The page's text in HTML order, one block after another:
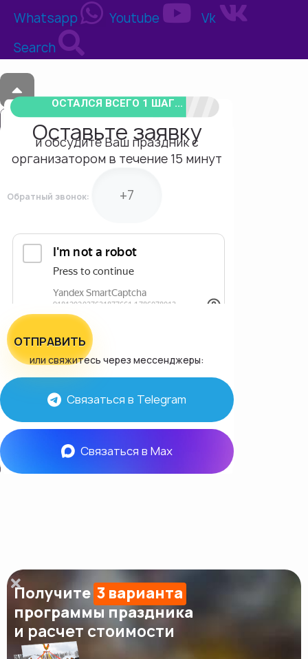
Whatsapp Youtube
Vk
Search
ОСТАЛСЯ ВСЕГО 1 ШАГ...
Оставьте заявку
и обсудите Ваш праздник с
организатором в течение 15 минут
Обратный звонок:
ОТПРАВИТЬ
или свяжитесь через мессенджеры:
Связаться в Telegram
Связаться в Max
Получите 3 варианта
программы праздника
и расчет стоимости